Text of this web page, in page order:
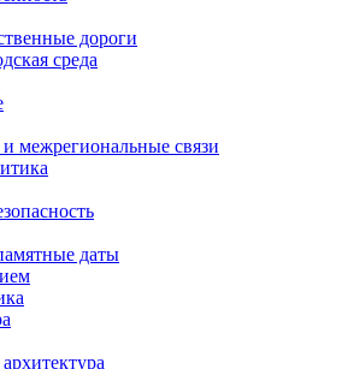
дороги
среда
межрегиональные связи
даты